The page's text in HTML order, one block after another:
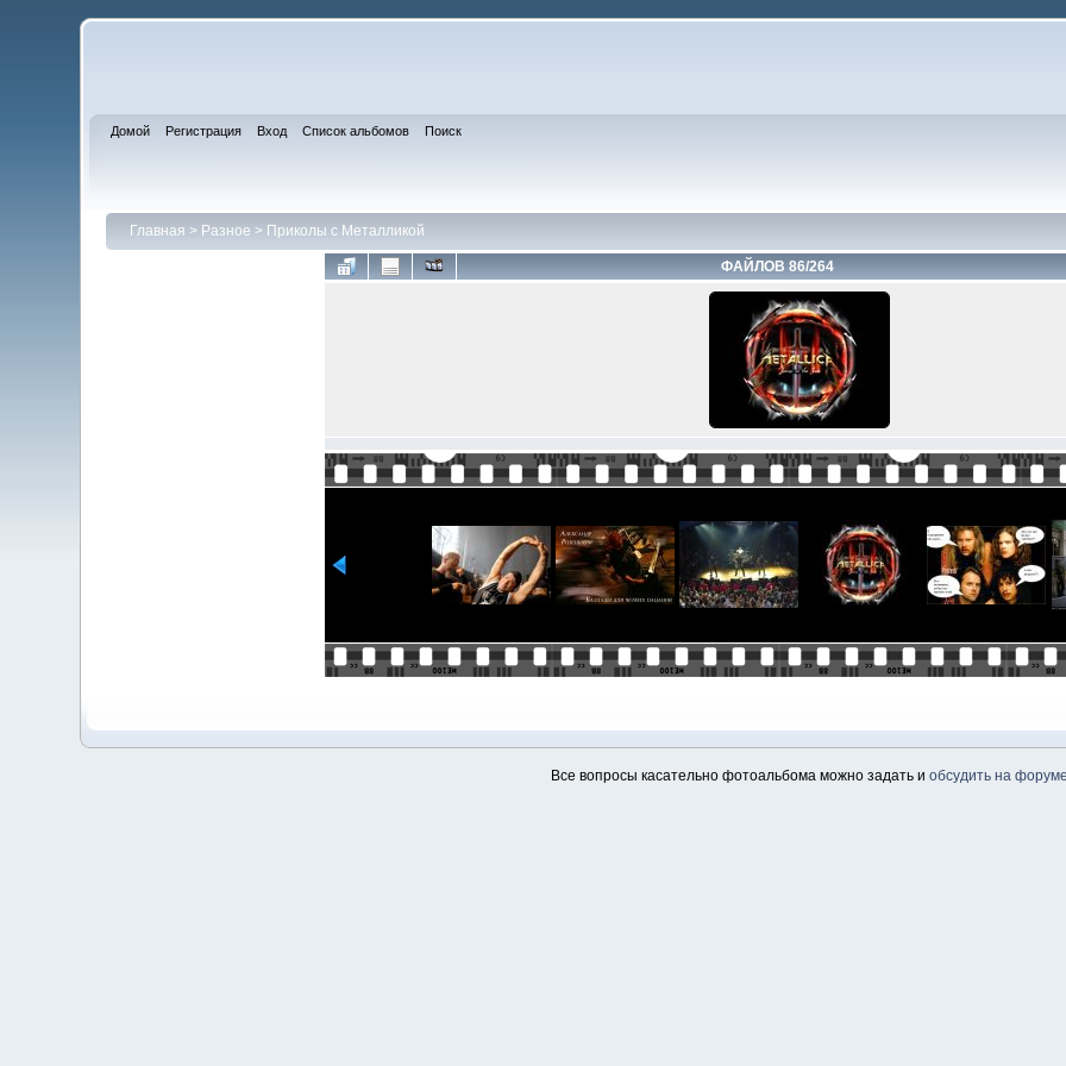
Домой Регистрация Вход Список альбомов Поиск
Главная > Разное > Приколы с Металликой
ФАЙЛОВ 86/264
Все вопросы касательно фотоальбома можно задать и обсудить на